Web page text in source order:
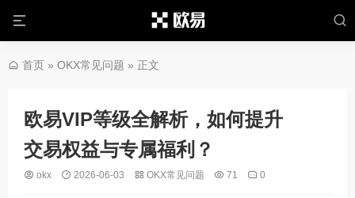
首页 » OKX常见问题 » 正文
欧易VIP等级全解析，如何提升
交易权益与专属福利？
okx 2026-06-03 OKX常见问题 71 0